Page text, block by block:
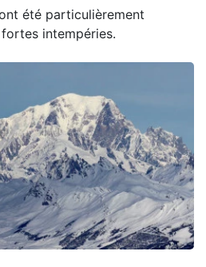
été particulièrement
intempéries.